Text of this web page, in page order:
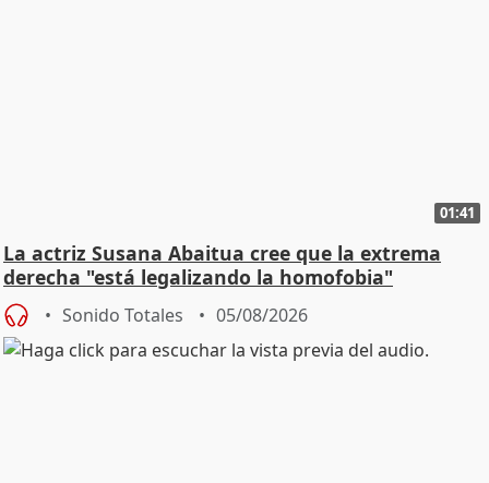
01:41
La actriz Susana Abaitua cree que la extrema
derecha "está legalizando la homofobia"
Sonido Totales 05/08/2026